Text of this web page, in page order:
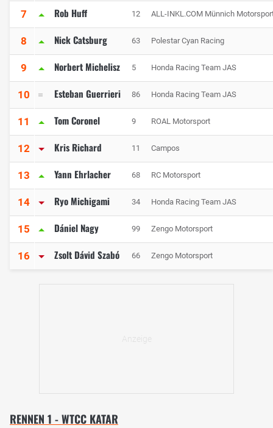
7 Rob Huff 12 ALL-INKL.COM Münnich
8 Nick Catsburg 63 Polestar Cyan Racing
9 Norbert Michelisz 5 Honda Racing Team JAS
10 Esteban Guerrieri 86 Honda Racing Team JAS
11 Tom Coronel 9 ROAL Motorsport
12 Kris Richard 11 Campos
13 Yann Ehrlacher 68 RC Motorsport
14 Ryo Michigami 34 Honda Racing Team JAS
15 Dániel Nagy 99 Zengo Motorsport
16 Zsolt Dávid Szabó 66 Zengo Motorsport
RENNEN 1 - WTCC KATAR